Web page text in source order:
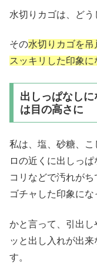
水切りカゴは、どう
その水切りカゴを吊
スッキリした印象に
出しっぱなし
は目の高さに
私は、塩、砂糖、
ロの近くに出しっ
コリなどで汚れが
ゴチャした印象にな
かと言って、引出
ッと出し入れが出
す。